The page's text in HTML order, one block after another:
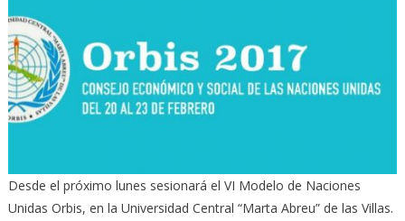
Desde el próximo lunes sesionará el VI Modelo de Naciones
Unidas Orbis, en la Universidad Central “Marta Abreu” de las Villas.